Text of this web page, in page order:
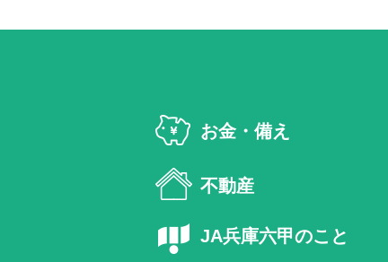
お金・備え
不動産
JA兵庫六甲のこと